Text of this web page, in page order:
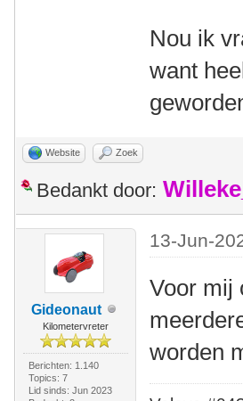
Nou ik
want
Website Zoek
Bedankt door:
Gideonaut
Kilometervreter
Berichten: 1.140
Topics: 7
Lid sinds: Jun 2023
13-Jun-
Voor mij
worden